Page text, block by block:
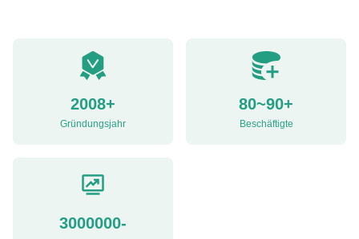
2008+
Gründungsjahr
80~90+
Beschäftigte
3000000-